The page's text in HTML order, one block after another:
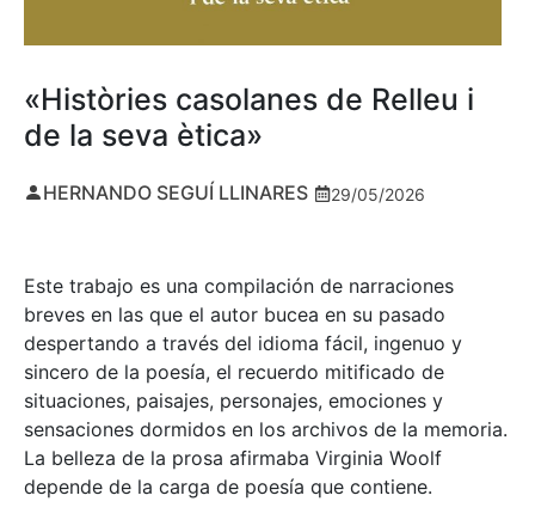
«Històries casolanes de Relleu i
de la seva ètica»
HERNANDO SEGUÍ LLINARES 29/05/2026
Este trabajo es una compilación de narraciones
breves en las que el autor bucea en su pasado
despertando a través del idioma fácil, ingenuo y
sincero de la poesía, el recuerdo mitificado de
situaciones, paisajes, personajes, emociones y
sensaciones dormidos en los archivos de la memoria.
La belleza de la prosa afirmaba Virginia Woolf
depende de la carga de poesía que contiene.